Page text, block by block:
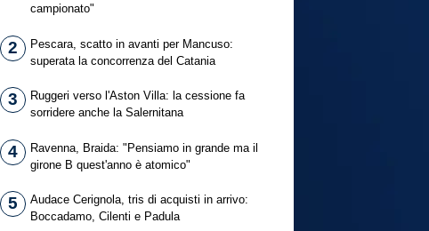
campionato"
2
Pescara, scatto in avanti per Mancuso:
superata la concorrenza del Catania
3
Ruggeri verso l'Aston Villa: la cessione fa
sorridere anche la Salernitana
4
Ravenna, Braida: "Pensiamo in grande ma il
girone B quest'anno è atomico"
5
Audace Cerignola, tris di acquisti in arrivo:
Boccadamo, Cilenti e Padula